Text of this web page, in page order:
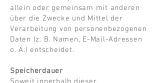
allein oder gemeinsam mit anderen
über die Zwecke und Mittel der
Verarbeitung von personenbezogenen
Daten (z. B. Namen, E-Mail-Adressen
o. Ä.) entscheidet.
Speicherdauer